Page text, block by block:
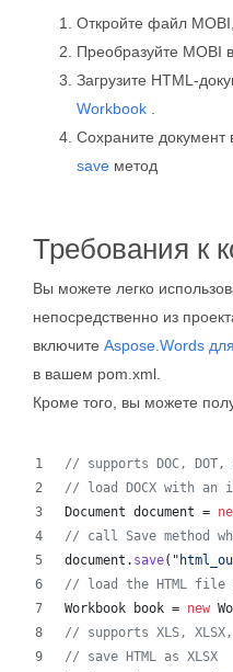
Откройте файл
Преобразуйте MOBI
Загрузите HTML-
Workbook
Сохраните
save метод
Требования к
Вы можете легко
непосредственно из
включите Aspose.Words
в вашем pom.xml.
Кроме того, вы можете
// supports DOC, DOT,
// load DOCX with an
Document document =
// call Save method
document . save(
// load the HTML file
Workbook
book = new
// supports XLS, XLSX,
// save HTML as XLSX